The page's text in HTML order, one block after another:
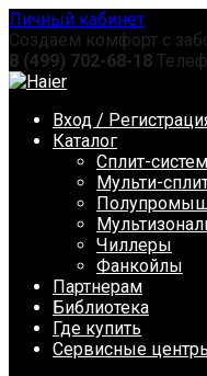
Перейти
к
содержанию
Личный кабинет
Создаем комфорт с
8 (499) 702-68-18
Вход /
Каталог
Сплит-
Мульти-
Чиллеры
Фанкойлы
Партнерам
Библиотека
Где купить
Сервисные